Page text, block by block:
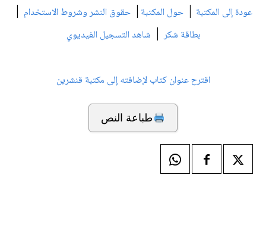
عودة إلى المكتبة | حول المكتبة | حقوق النشر وشروط الاستخدام |
بطاقة شكر| شاهد التسجيل الفيديوي
اقترح عنوان كتاب لإضافته إلى مكتبة قنشرين
طباعة النص